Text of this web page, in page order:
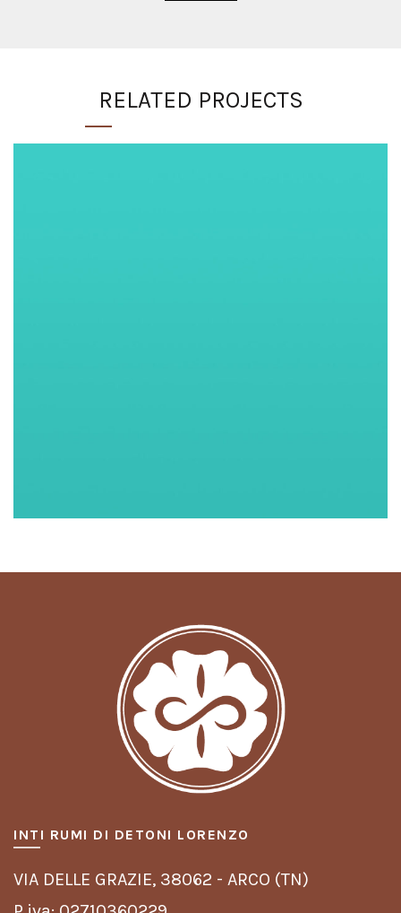
RELATED PROJECTS
INTI RUMI DI DETONI LORENZO
VIA DELLE GRAZIE, 38062 - ARCO (TN)